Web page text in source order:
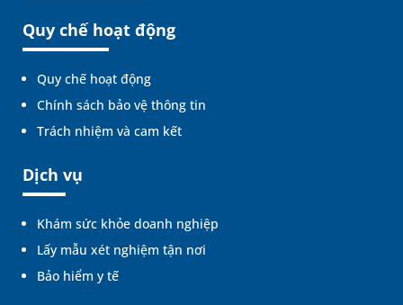
Quy chế hoạt động
Quy chế hoạt động
Chính sách bảo vệ thông tin
Trách nhiệm và cam kết
Dịch vụ
Khám sức khỏe doanh nghiệp
Lấy mẫu xét nghiệm tận nơi
Bảo hiểm y tế